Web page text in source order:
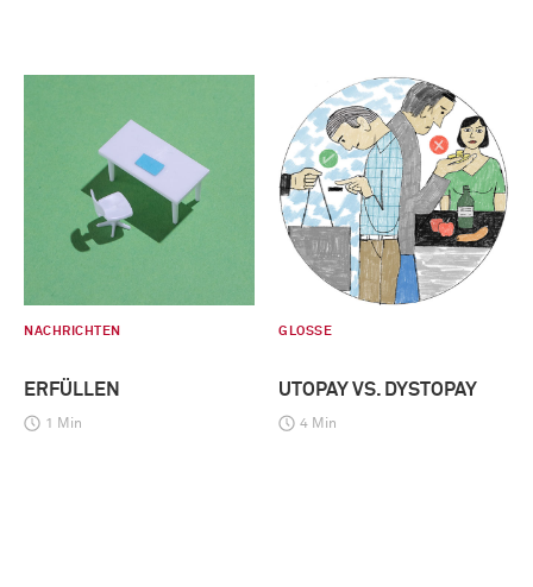
NACHRICHTEN
ERFÜLLEN
1 Min
GLOSSE
UTOPAY VS. DYSTOPAY
4 Min